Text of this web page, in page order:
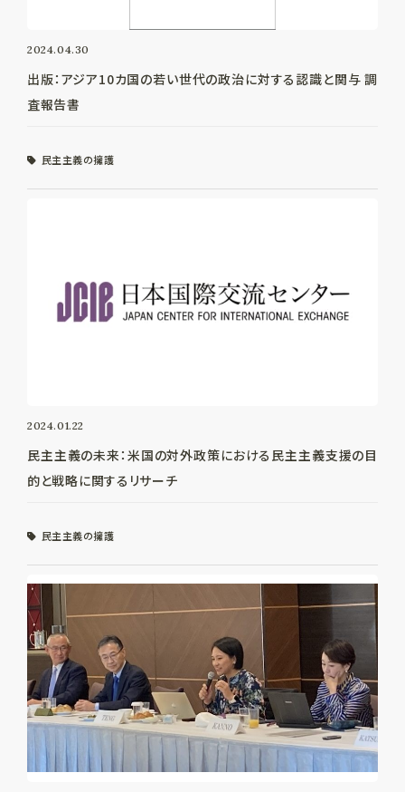
2024.04.30
出版：アジア10カ国の若い世代の政治に対する認識と関与 調
査報告書
民主主義の擁護
2024.01.22
民主主義の未来：米国の対外政策における民主主義支援の目
的と戦略に関するリサーチ
民主主義の擁護